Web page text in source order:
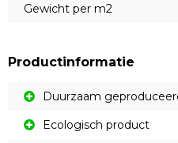
Gewicht per m2
Productinformatie
Duurzaam
Ecologisch product